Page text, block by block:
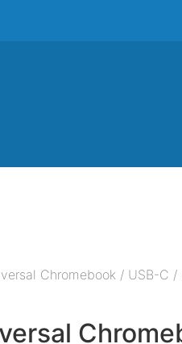
Chromebook / USB-C